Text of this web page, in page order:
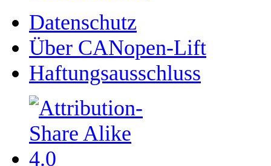
Datenschutz
Über CANopen-Lift
Haftungsausschluss